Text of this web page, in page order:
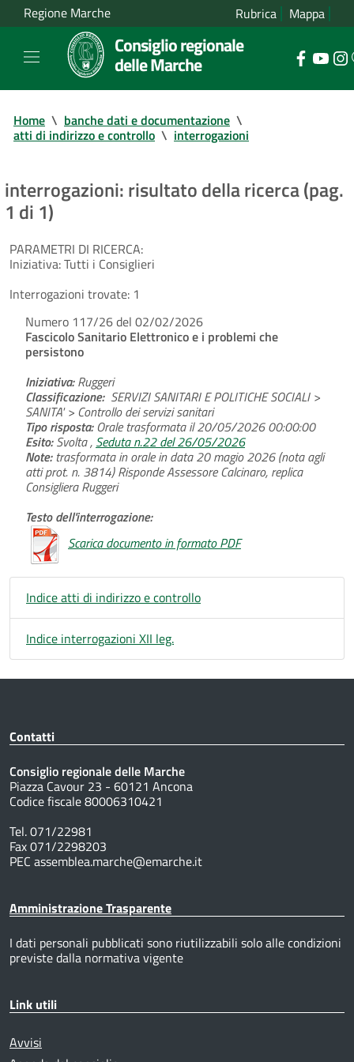
Regione Marche Rubrica Mappa
Consiglio regionale
delle Marche
Home \ banche dati e documentazione \
atti di indirizzo e controllo \ interrogazioni
interrogazioni: risultato della ricerca (pag.
1 di 1)
PARAMETRI DI RICERCA:
Iniziativa:Tutti i Consiglieri
Interrogazioni trovate: 1
Numero 117/26 del 02/02/2026
Fascicolo Sanitario Elettronico e i problemi che
persistono
Iniziativa:Ruggeri
Classificazione: SERVIZI SANITARI E POLITICHE SOCIALI >
SANITA' > Controllo dei servizi sanitari
Tipo risposta:Orale trasformata il 20/05/2026 00:00:00
Esito:Svolta , Seduta n.22 del 26/05/2026
Note:trasformata in orale in data 20 magio 2026 (nota agli
atti prot. n. 3814) Risponde Assessore Calcinaro, replica
Consigliera Ruggeri
Testo dell'interrogazione:
Scarica documento in formato PDF
Indice atti di indirizzo e controllo
Indice interrogazioni XII leg.
Contatti
Consiglio regionale delle Marche
Piazza Cavour 23 - 60121 Ancona
Codice fiscale 80006310421
Tel. 071/22981
Fax 071/2298203
PEC assemblea.marche@emarche.it
Amministrazione Trasparente
I dati personali pubblicati sono riutilizzabili solo alle condizioni
previste dalla normativa vigente
Link utili
Avvisi